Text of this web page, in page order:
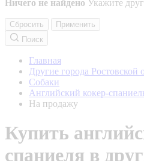
Ничего не найдено Укажите
Сбросить
Применить
Поиск
Главная
Другие города Ростовской
Собаки
Английский кокер-
На продажу
Купить
спаниеля в